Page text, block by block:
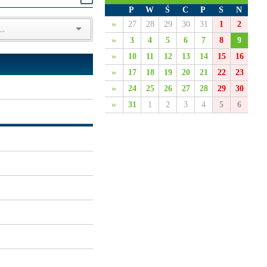
» 27 28 29 30 31 1 2
» 3 4 5 6 7 8 9
» 10 11 12 13 14 15 16
» 17 18 19 20 21 22 23
» 24 25 26 27 28 29 30
» 31 1 2 3 4 5 6
P W Ś C P S N